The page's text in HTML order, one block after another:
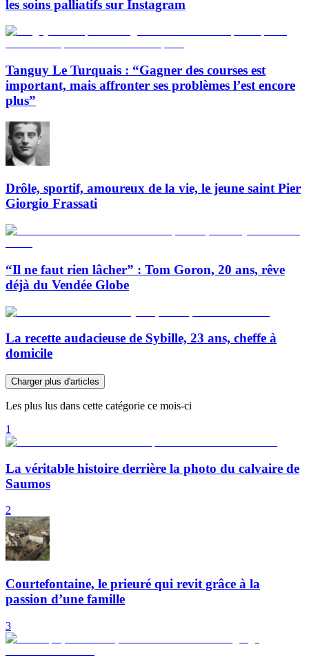
les soins palliatifs sur Instagram
Tanguy Le Turquais : “Gagner des courses est
important, mais affronter ses problèmes l’est encore
plus”
Drôle, sportif, amoureux de la vie, le jeune saint Pier
Giorgio Frassati
“Il ne faut rien lâcher” : Tom Goron, 20 ans, rêve
déjà du Vendée Globe
La recette audacieuse de Sybille, 23 ans, cheffe à
domicile
Charger plus d'articles
Les plus lus dans cette catégorie ce mois-ci
1
La véritable histoire derrière la photo du calvaire de
Saumos
2
Courtefontaine, le prieuré qui revit grâce à la
passion d’une famille
3